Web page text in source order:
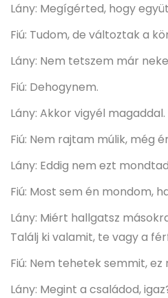
Lány: Megígérted, hogy
Fiú: Tudom, de változtak a
Lány: Nem tetszem már
Fiú: Dehogynem.
Lány: Akkor vigyél magaddal.
Fiú: Nem rajtam múlik, még
Lány: Eddig nem ezt
Fiú: Most sem én mondom,
Lány: Miért hallgatsz
Találj ki valamit, te vagy a
Fiú: Nem tehetek semmit, ez
Lány: Megint a családod,